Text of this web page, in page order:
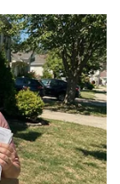
đình